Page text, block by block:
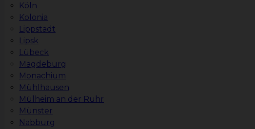
Köln
Kolonia
Lippstadt
Lipsk
Lübeck
Magdeburg
Monachium
Mühlhausen
Mülheim an der Ruhr
Münster
Nabburg